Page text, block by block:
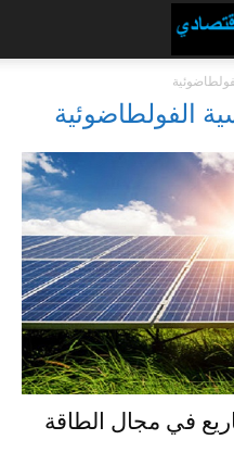
الفولطاضوئية
في مجال الطاقة